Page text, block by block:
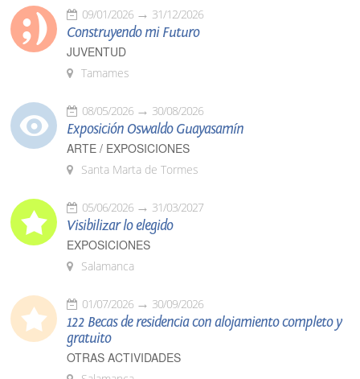
09/01/2026 31/12/2026
Construyendo mi Futuro
JUVENTUD
Tamames
08/05/2026 30/08/2026
Exposición Oswaldo Guayasamín
ARTE / EXPOSICIONES
Santa Marta de Tormes
05/06/2026 31/03/2027
Visibilizar lo elegido
EXPOSICIONES
Salamanca
01/07/2026 30/09/2026
122 Becas de residencia con alojamiento completo y
gratuito
OTRAS ACTIVIDADES